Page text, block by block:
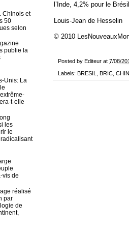
l’Inde, 4,2% pour le
Louis-Jean de Hesselin
© 2010
Posted by Editeur at 7/08/
Labels: BRESIL BRIC
Chinois et
50
selon
publie la
Unis: La
t-elle
les
le
vis de
réalisé
par
de